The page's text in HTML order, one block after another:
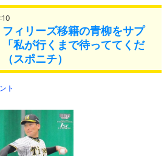
ィリーズ移籍の青柳をサプ
私が行くまで待っててくだ
スポニチ）
ト